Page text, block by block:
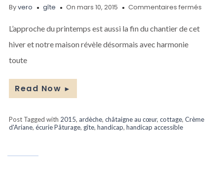
Byvero gîte On mars 10, 2015 Commentaires fermés
L’approche du printemps est aussi la fin du chantier de cet
hiver et notre maison révèle désormais avec harmonie
toute
Read Now ►
Post Tagged with 2015,ardèche,châtaigne au cœur,cottage,Crème
d'Ariane,écurie Pâturage, gîte,handicap,handicap accessible